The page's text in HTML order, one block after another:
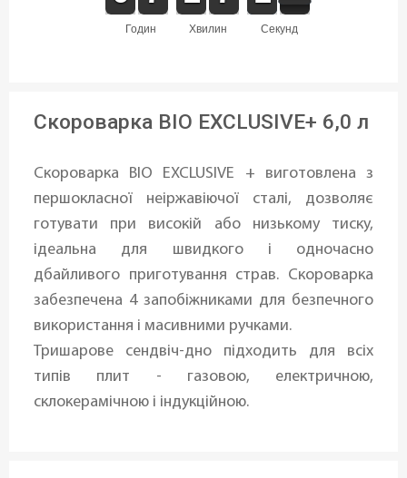
годин хвилин секунд
Скороварка BIO EXCLUSIVE+ 6,0 л
Скороварка BIO EXCLUSIVE + виготовлена ​​з
першокласної неіржавіючої сталі, дозволяє
готувати при високій або низькому тиску,
ідеальна для швидкого і одночасно
дбайливого приготування страв. Скороварка
забезпечена 4 запобіжниками для безпечного
використання і масивними ручками.
Тришарове сендвіч-дно підходить для всіх
типів плит - газовою, електричною,
склокерамічною і індукційною.